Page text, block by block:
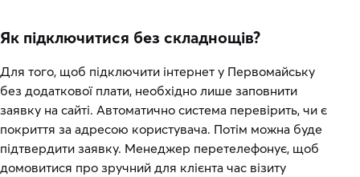
Як підключитися без складнощів?
Для того, щоб підключити інтернет у Первомайську
без додаткової плати, необхідно лише заповнити
заявку на сайті. Автоматично система перевірить, чи є
покриття за адресою користувача. Потім можна буде
підтвердити заявку. Менеджер перетелефонує, щоб
домовитися про зручний для клієнта час візиту